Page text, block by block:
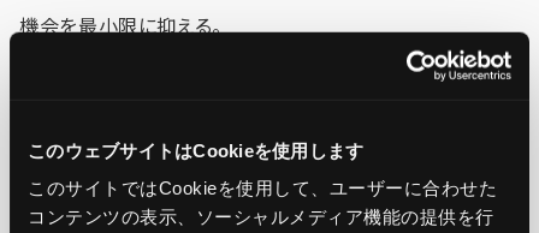
このウェブサイトはCookieを使用します
このサイトではCookieを使用して、ユーザーに合わせた
コンテンツの表示、ソーシャルメディア機能の提供を行
機会を最小限に抑える。
「ローカルAI」はスピードとセキュリティの両方で優位性を
持つだろう。